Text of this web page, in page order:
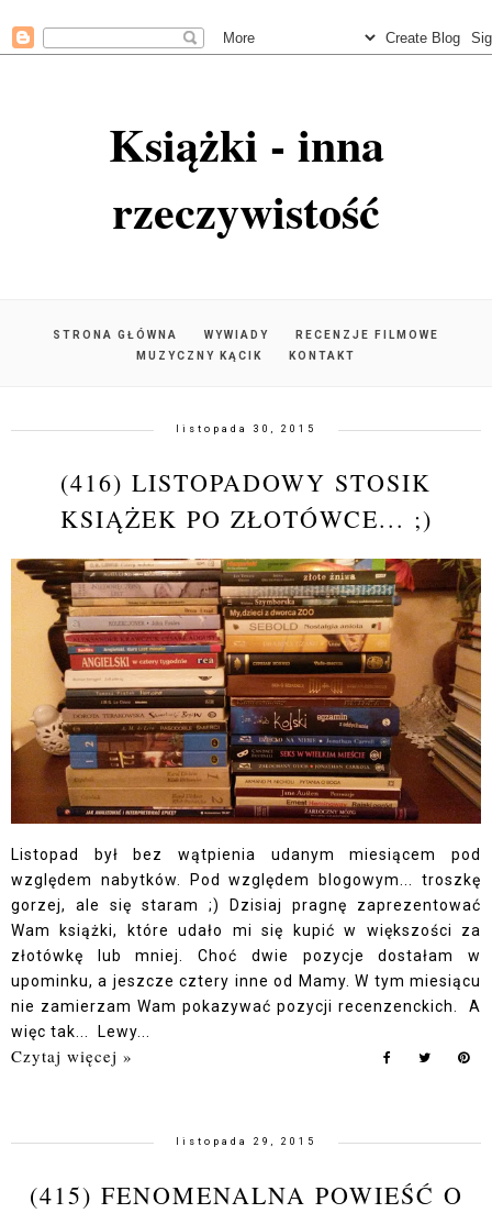
Książki - inna
rzeczywistość
STRONA GŁÓWNA WYWIADY
RECENZJE FILMOWE
MUZYCZNY KĄCIK
KONTAKT
listopada 30, 2015
(416) LISTOPADOWY STOSIK
KSIĄŻEK PO ZŁOTÓWCE... ;)
Listopad był bez wątpienia udanym miesiącem pod
względem nabytków. Pod względem blogowym... troszkę
gorzej, ale się staram ;) Dzisiaj pragnę zaprezentować
Wam książki, które udało mi się kupić w większości za
złotówkę lub mniej. Choć dwie pozycje dostałam w
upominku, a jeszcze cztery inne od Mamy. W tym miesiącu
nie zamierzam Wam pokazywać pozycji recenzenckich. A
więc tak... Lewy...
Czytaj więcej »
listopada 29, 2015
(415) FENOMENALNA POWIEŚĆ O